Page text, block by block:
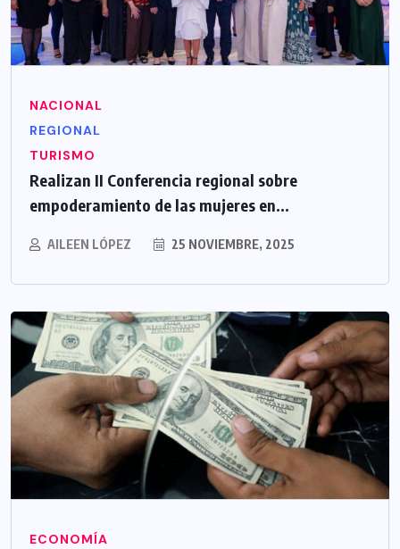
NACIONAL
REGIONAL
TURISMO
Realizan II Conferencia regional sobre
empoderamiento de las mujeres en...
AILEEN LÓPEZ 25 NOVIEMBRE, 2025
ECONOMÍA